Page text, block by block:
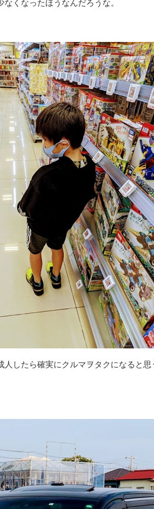
くなったほうなんだろうな。
人したら確実にクルマヲタクになると